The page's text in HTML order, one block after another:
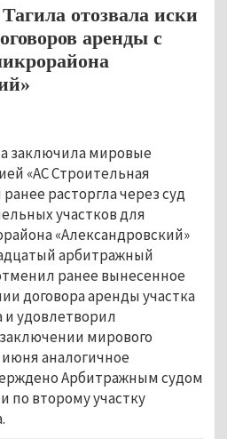
отозвала иски
аренды с
заключила мировые
«АС Строительная
расторгла через суд
участков для
«Александровский»
арбитражный
ранее вынесенное
договора аренды участка
и удовлетворил
мирового
аналогичное
Арбитражным судом
по второму участку